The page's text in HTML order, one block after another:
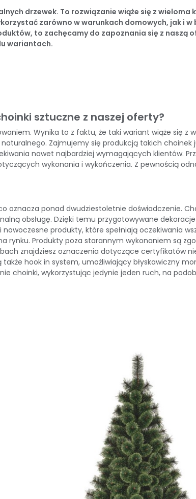
drzewek. To rozwiązanie wiąże się z
zarówno w warunkach domowych, jak i
to zachęcamy do zapoznania się z naszą
wariantach.
sztuczne z naszej oferty?
Wynika to z faktu, że taki wariant wiąże się z
Zajmujemy się produkcją takich choinek
nawet najbardziej wymagających klientów.
wykonania i wykończenia. Z pewnością
oznacza ponad dwudziestoletnie doświadczenie.
obsługę. Dzięki temu przygotowywane
produkty, które spełniają oczekiwania
rynku. Produkty poza starannym wykonaniem są
znajdziesz oznaczenia dotyczące certyfikatów
hook in system, umożliwiający błyskawiczny
choinki, wykorzystując jedynie jeden ruch, na